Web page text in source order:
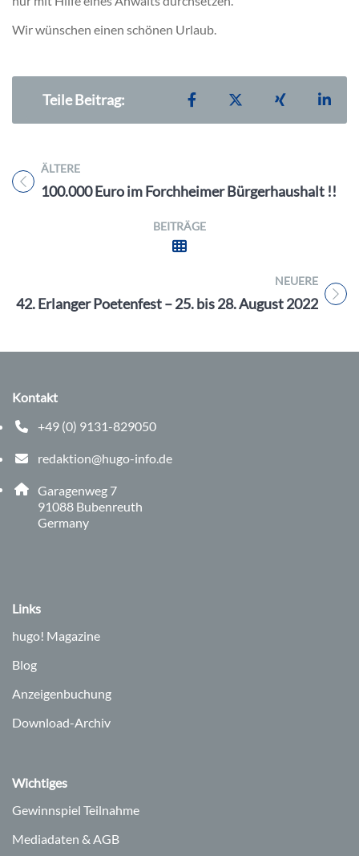
Wir wünschen einen schönen Urlaub.
Teile Beitrag: Teilen auf Facebook
Teilen auf XTeilen auf
ÄLTERE
Titel für Beitrag
100.000 Euro im Forchheimer Bürgerhaushalt !!
BEITRÄGE
NEUERE
Titel für Beitrag
42. Erlanger Poetenfest – 25. bis 28. August 2022
Kontakt
+49 (0) 9131-829050
Telefonnummer: 0 9 1 3 1 8 2 9 0 5 0
redaktion@hugo-info.de
E-Mail Adresse: redaktion@hugo-info.de
Adresse:
Garagenweg 7
91088 , 9 1 0 8 8
Bubenreuth
Germany
Links
hugo! Magazine
Blog
Anzeigenbuchung
Download-Archiv
Wichtiges
Gewinnspiel Teilnahme
Mediadaten & AGB